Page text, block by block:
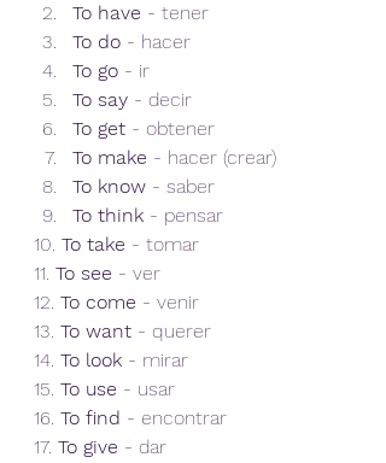
To have - tener
To do - hacer
To go - ir
To say - decir
To get - obtener
To make - hacer (crear)
To know - saber
To think - pensar
10. To take - tomar
11. To see - ver
12. To come - venir
13. To want - querer
14. To look - mirar
15. To use - usar
16. To find - encontrar
17. To give - dar